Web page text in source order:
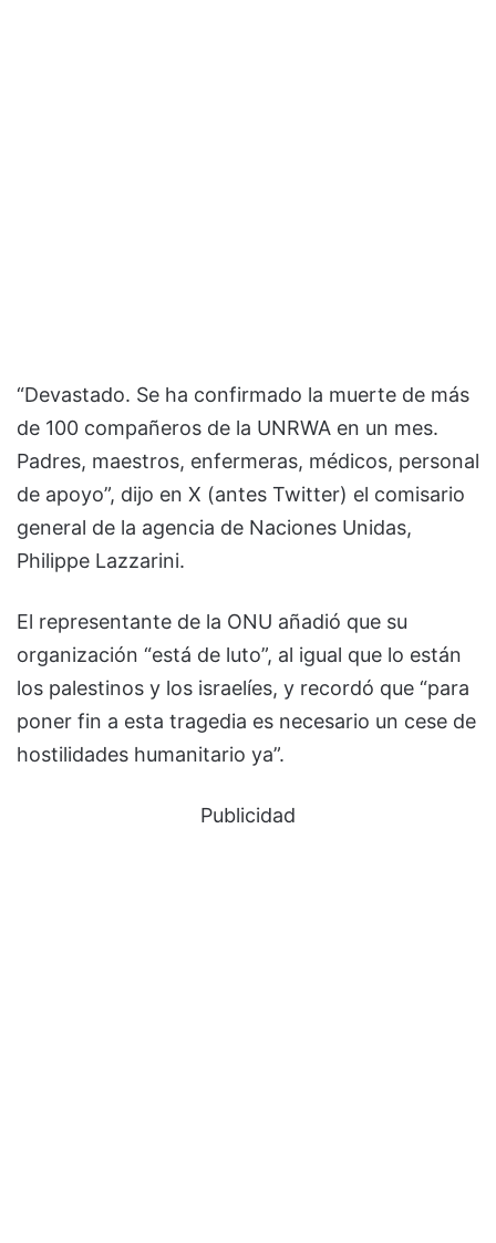
“Devastado. Se ha confirmado la muerte de más
de 100 compañeros de la UNRWA en un mes.
Padres, maestros, enfermeras, médicos, personal
de apoyo”, dijo en X (antes Twitter) el comisario
general de la agencia de Naciones Unidas,
Philippe Lazzarini.
El representante de la ONU añadió que su
organización “está de luto”, al igual que lo están
los palestinos y los israelíes, y recordó que “para
poner fin a esta tragedia es necesario un cese de
hostilidades humanitario ya”.
Publicidad